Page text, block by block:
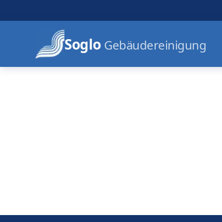
Soglo Gebäudereinigung